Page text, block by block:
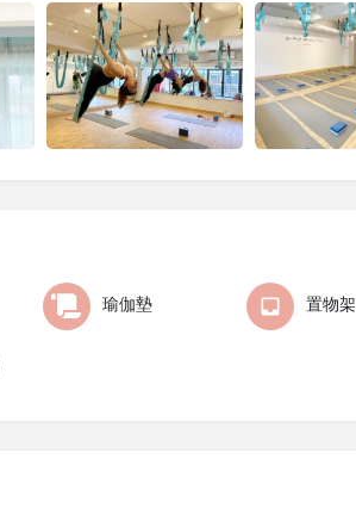
瑜伽墊 置物架